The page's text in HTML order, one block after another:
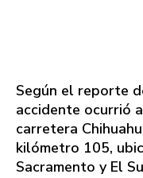
Según el reporte
accidente ocurrió
carretera
kilómetro 105,
Sacramento y El